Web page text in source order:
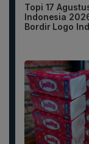
Topi 17
Indonesia
Bordir Logo